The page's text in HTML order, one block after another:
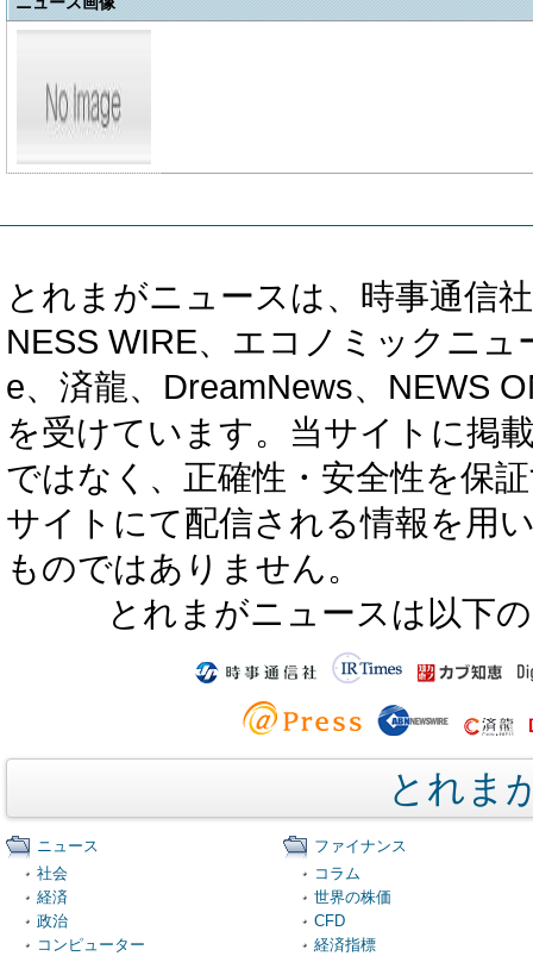
とれまがニュースは、時事通信
NESS WIRE、エコノミックニ
e、済龍、DreamNews、NEWS
を受けています。当サイトに掲
ではなく、正確性・安全性を保
サイトにて配信される情報を用
ものではありません。
とれまがニュースは以下
とれま
ニュース
社会
経済
政治
コンピューター
ファイナンス
コラム
世界の株価
CFD
経済指標